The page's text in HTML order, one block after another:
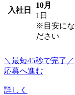
入社日
10月
1日
※目安にな
ださい
＼最短45秒で完了／
応募へ進む
詳しく